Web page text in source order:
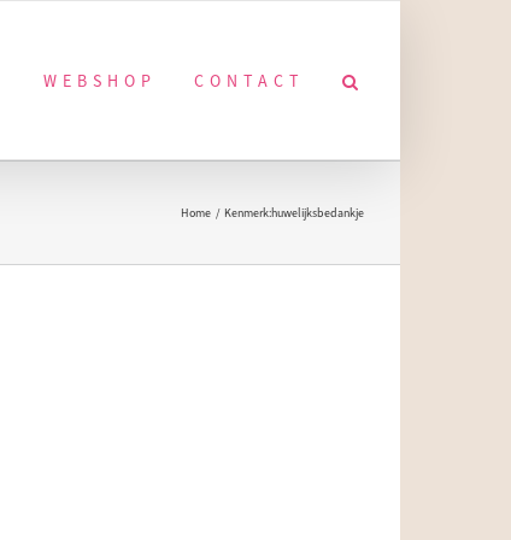
WEBSHOP CONTACT
Home Kenmerk:huwelijksbedankje